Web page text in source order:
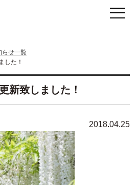
らせ一覧
した！
新致しました！
2018.04.25